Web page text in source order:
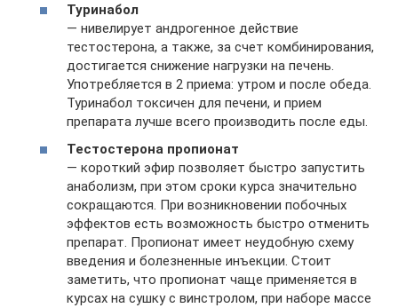
Туринабол
— нивелирует андрогенное действие
тестостерона, а также, за счет комбинирования,
достигается снижение нагрузки на печень.
Употребляется в 2 приема: утром и после обеда.
Туринабол токсичен для печени, и прием
препарата лучше всего производить после еды.
Тестостерона пропионат
— короткий эфир позволяет быстро запустить
анаболизм, при этом сроки курса значительно
сокращаются. При возникновении побочных
эффектов есть возможность быстро отменить
препарат. Пропионат имеет неудобную схему
введения и болезненные инъекции. Стоит
заметить, что пропионат чаще применяется в
курсах на сушку с винстролом, при наборе массе